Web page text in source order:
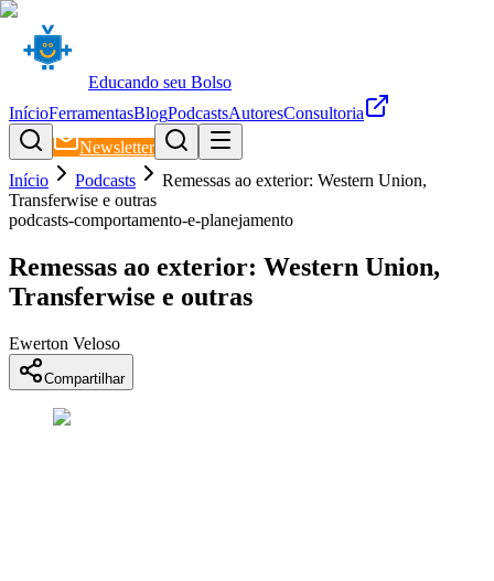
Educando seu Bolso
InícioFerramentasBlogPodcastsAutoresConsultoria
Newsletter
Início
Podcasts
Remessas ao exterior: Western Union,
Transferwise e outras
podcasts-comportamento-e-planejamento
Remessas ao exterior: Western Union,
Transferwise e outras
Ewerton Veloso
Compartilhar